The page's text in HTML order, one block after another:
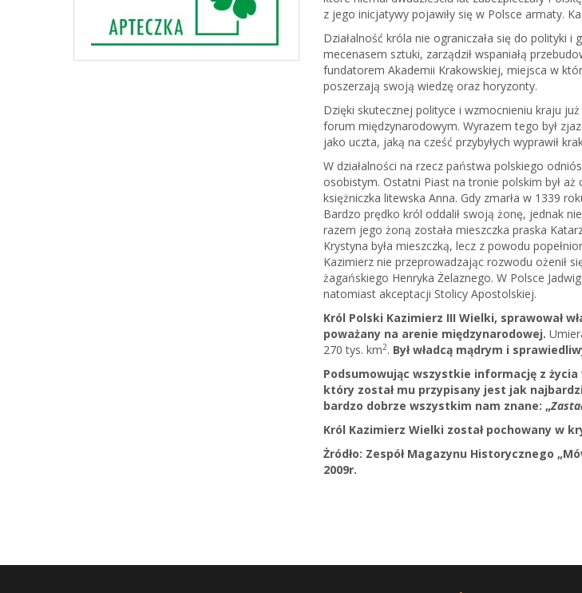
z jego inicjatywy pojawiły się w Polsce armaty.
Działalność króla nie ograniczała się do polityki
mecenasem sztuki, zarządził wspaniałą
fundatorem Akademii Krakowskiej, miejsca w
poszerzają swoją wiedzę oraz horyzonty.
Dzięki skutecznej polityce i wzmocnieniu kraju
forum międzynarodowym. Wyrazem tego był
jako uczta, jaką na cześć przybyłych wyprawił
W działalności na rzecz państwa polskiego
osobistym. Ostatni Piast na tronie polskim był
księżniczka litewska Anna. Gdy zmarła w 1339
Bardzo prędko król oddalił swoją żonę, jednak
razem jego żoną została mieszczka praska
Krystyna była mieszczką, lecz z powodu
Kazimierz nie przeprowadzając rozwodu ożenił
żagańskiego Henryka Żelaznego. W Polsce
natomiast akceptacji Stolicy Apostolskiej.
Król Polski Kazimierz III Wielki, sprawował
poważany na arenie międzynarodowej.
270 tys. km2. Był władcą mądrym i
Podsumowując wszystkie informację z
który został mu przypisany jest jak
bardzo dobrze wszystkim nam znane: „
Król Kazimierz Wielki został pochowany w
Żródło: Zespół Magazynu Historycznego
2009r.